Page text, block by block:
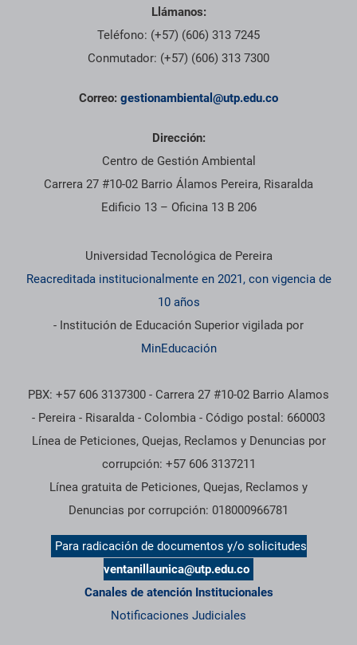
Llámanos:
Teléfono: (+57) (606) 313 7245
Conmutador: (+57) (606) 313 7300
Correo: gestionambiental@utp.edu.co
Dirección:
Centro de Gestión Ambiental
Carrera 27 #10-02 Barrio Álamos Pereira, Risaralda
Edificio 13 – Oficina 13 B 206
Información institucional
Universidad Tecnológica de Pereira
Reacreditada institucionalmente en 2021, con vigencia de
10 años
- Institución de Educación Superior vigilada por
MinEducación
PBX: +57 606 3137300 - Carrera 27 #10-02 Barrio Alamos
- Pereira - Risaralda - Colombia - Código postal: 660003
Línea de Peticiones, Quejas, Reclamos y Denuncias por
corrupción: +57 606 3137211
Línea gratuita de Peticiones, Quejas, Reclamos y
Denuncias por corrupción: 018000966781
Para radicación de documentos y/o solicitudes
ventanillaunica@utp.edu.co
Canales de atención Institucionales
Notificaciones Judiciales